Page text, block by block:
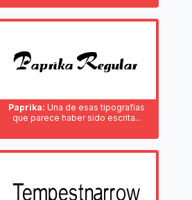
Paprika: Una de esas tipografías
que parece haber sido escrita...